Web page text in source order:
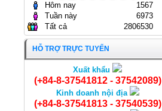
Cá Chép nguyên con
Hôm nay
1567
Tuần này
6973
Tất cả
2806530
HỖ TRỢ TRỰC TUYẾN
Xuất khẩu
(+84-8-37541812 - 37542089)
Kinh doanh nội địa
(+84-8-37541813 - 37540539)